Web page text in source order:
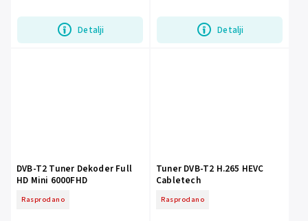
Detalji Detalji
DVB-T2 Tuner Dekoder Full
HD Mini 6000FHD
Rasprodano
Tuner DVB-T2 H.265 HEVC
Cabletech
Rasprodano